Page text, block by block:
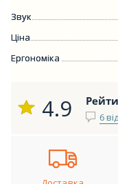
Звук
Ціна
Ергономіка
4.9 6